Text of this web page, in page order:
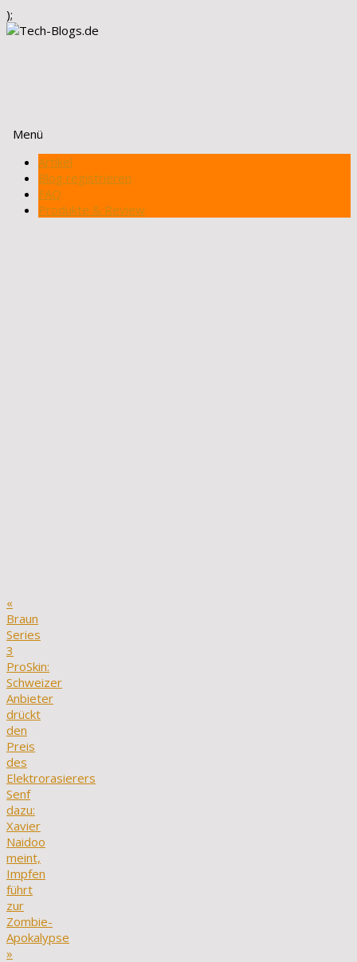
);
Menü
Zum
Inhalt
springen
Artikel
Blog registrieren
FAQ
Produkte & Review
«
Braun
Series
3
ProSkin:
Schweizer
Anbieter
drückt
den
Preis
des
Elektrorasierers
Senf
dazu:
Xavier
Naidoo
meint,
Impfen
führt
zur
Zombie-
Apokalypse
»